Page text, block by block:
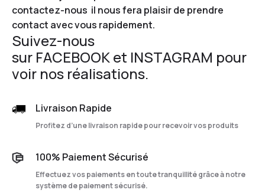
contactez-nous il nous fera plaisir de prendre
contact avec vous rapidement.
Suivez-nous
sur FACEBOOKet INSTAGRAM pour
voir nos réalisations.
Livraison Rapide
Profitez d’une livraison rapide pour recevoir vos produits
100% Paiement Sécurisé
Effectuez vos paiements en toute tranquillité grâce à notre
système de paiement sécurisé.